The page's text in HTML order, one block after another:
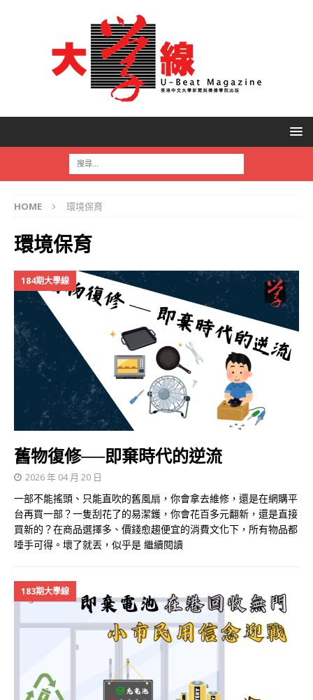
HOME 環境保育
環境保育
184期大學線
舊物復修──即棄時代的逆流
2026 年 04 月 20 日
一部不能搖頭、只能直吹的舊風扇，你會拿去維修，還是在網購平
台再買一部？一隻刮花了的易潔鑊，你會花百多元翻新，還是直接
買新的？在商品選擇多、價錢愈趨便宜的消費文化下，所有物品都
唾手可得。壞了就丟，似乎是 繼續閱讀
183期大學線